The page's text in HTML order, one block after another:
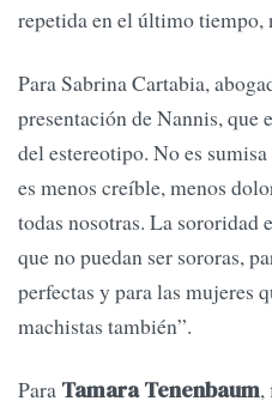
repetida en el último tiempo,
Para Sabrina Cartabia,
presentación de Nannis, que
del estereotipo. No es
es menos creíble, menos
todas nosotras. La sororidad
que no puedan ser sororas,
perfectas y para las mujeres
machistas también”.
Para Tamara Tenenbaum,